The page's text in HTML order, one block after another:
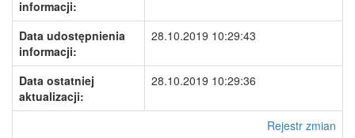
informacji:
Data udostępnienia
informacji:
28.10.2019 10:29:43
Data ostatniej
aktualizacji:
28.10.2019 10:29:36
Rejestr zmian